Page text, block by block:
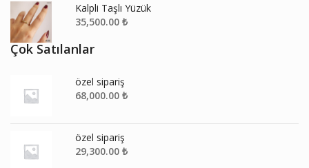
Kalpli Taşlı Yüzük
35,500.00 ₺
Çok Satılanlar
özel sipariş
68,000.00 ₺
özel sipariş
29,300.00 ₺